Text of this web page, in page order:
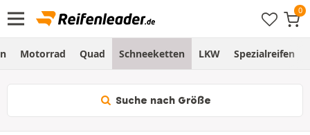
Motorrad Quad Schneeketten LKW Spezialreifen
Suche nach Größe